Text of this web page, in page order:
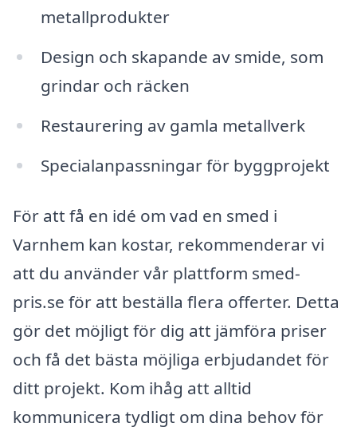
metallprodukter
Design och skapande av smide, som
grindar och räcken
Restaurering av gamla metallverk
Specialanpassningar för byggprojekt
För att få en idé om vad en smed i
Varnhem kan kostar, rekommenderar vi
att du använder vår plattform smed-
pris.se för att beställa flera offerter. Detta
gör det möjligt för dig att jämföra priser
och få det bästa möjliga erbjudandet för
ditt projekt. Kom ihåg att alltid
kommunicera tydligt om dina behov för